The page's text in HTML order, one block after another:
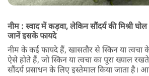
नीम : स्वाद में कड़वा, लेकिन सौंदर्य की मिश्री
जानें इसके फायदे
नीम के कई फायदे हैं, खासतौर से स्किन या त्वचा
ऐसे होते हैं, जो स्किन या त्वचा का पूरा ख्याल
सौंदर्य प्रसाधन के लिए इस्तेमाल किया जाता है।